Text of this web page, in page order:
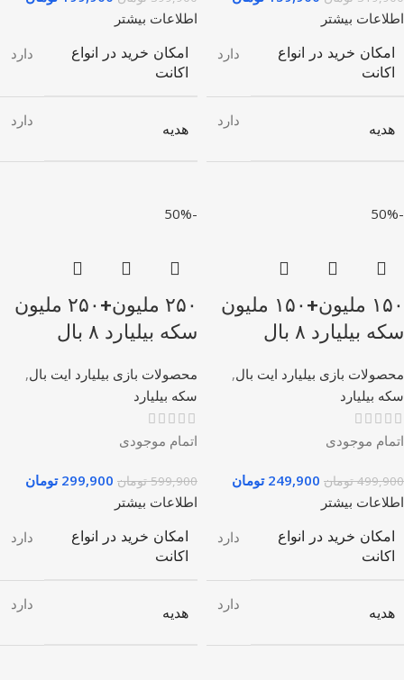
اطلاعات بیشتر
امکان خرید در انواع
اکانت
دارد
هدیه دارد
اطلاعات بیشتر
امکان خرید در انواع
اکانت
دارد
هدیه دارد
-50%
۱۵۰ ملیون+۱۵۰ ملیون
سکه بیلیارد ۸ بال
محصولات بازی بیلیارد ایت بال,
سکه بیلیارد
اتمام موجودی
499,900 تومان 249,900 تومان
اطلاعات بیشتر
امکان خرید در انواع
اکانت
دارد
هدیه دارد
-50%
۲۵۰ ملیون+۲۵۰ ملیون
سکه بیلیارد ۸ بال
محصولات بازی بیلیارد ایت بال,
سکه بیلیارد
اتمام موجودی
599,900 تومان 299,900 تومان
اطلاعات بیشتر
امکان خرید در انواع
اکانت
دارد
هدیه دارد